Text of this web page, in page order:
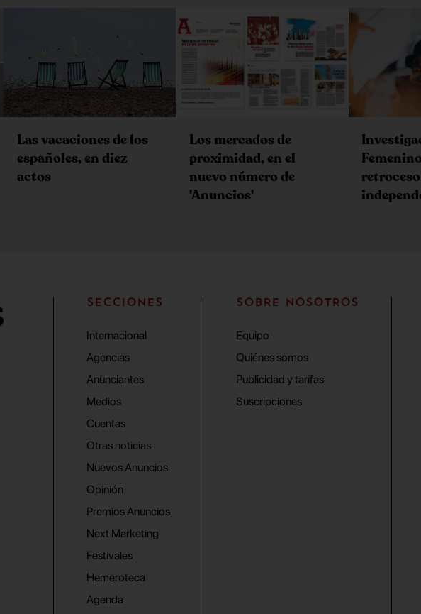
Las vacaciones de los
españoles, en diez
actos
Los mercados de
proximidad, en el
nuevo número de
'Anuncios'
SECCIONES
Internacional
Agencias
Anunciantes
Medios
Cuentas
Otras noticias
Nuevos Anuncios
Opinión
Premios Anuncios
Next Marketing
Festivales
Hemeroteca
Agenda
SOBRE NOSOTROS
Equipo
Quiénes somos
Publicidad y tarifas
Suscripciones